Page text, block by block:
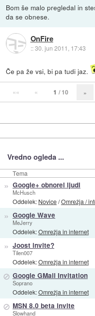
Bom še malo pregledal in
da se obnese.
OnFire
::30. jun 2011, 17:43
Če pa že vsi, bi pa tudi jaz.
«« « 1 / 10 »
Vredno ogleda ...
Tema
» Google+ obnorel ljudi
McHusch
Oddelek: Novice/Omrežja /
» Google Wave
MeJerry
Oddelek:Omrežja in internet
» Joost invite?
Tilen007
Oddelek:Omrežja in internet
⊘ Google GMail Invitation
Soprano
Oddelek:Omrežja in internet
⊘ MSN 8.0 beta invite
Slowhand